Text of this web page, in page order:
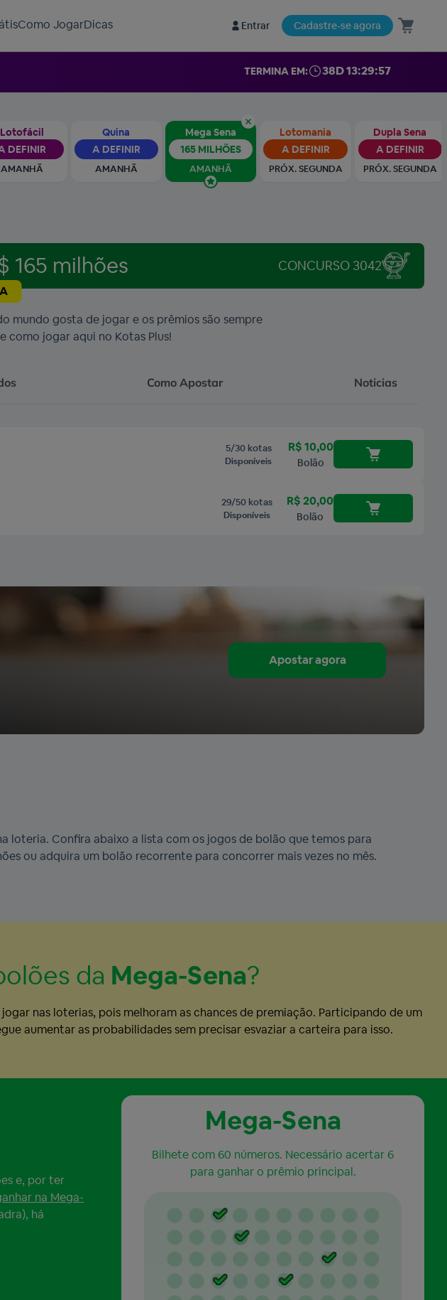
Como JogarDicas Entrar Cadastre-se agora
TERMINA EM: 38D 13:29:55
Lotofácil
DEFINIR
AMANHÃ
Quina
A DEFINIR
AMANHÃ
Mega Sena
165 MILHÕES
AMANHÃ
Lotomania
A DEFINIR
PRÓX. SEGUNDA
Dupla Sena
A DEFINIR
PRÓX. SEGUNDA
165 milhões CONCURSO 3042
mundo gosta de jogar e os prêmios são sempre
como jogar aqui no Kotas Plus!
Como Apostar Noticias
5/30 kotas
Disponíveis
R$ 10,00
Bolão
29/50 kotas
Disponíveis
R$ 20,00
Bolão
Apostar agora
loteria. Confira abaixo a lista com os jogos de bolão que temos para
ou adquira um bolão recorrente para concorrer mais vezes no mês.
da Mega-Sena?
nas loterias, pois melhoram as chances de premiação. Participando de um
aumentar as probabilidades sem precisar esvaziar a carteira para isso.
e, por ter
na Mega-
há
Mega-Sena
Bilhete com 60 números. Necessário acertar 6
para ganhar o prêmio principal.